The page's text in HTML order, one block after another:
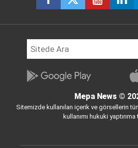
Mepa News ©
Sitemizde kullanılan içerik ve görsellerin
kullanımı hukuki